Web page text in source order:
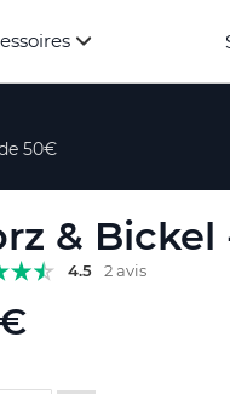
50€
&
4.5 2 avis